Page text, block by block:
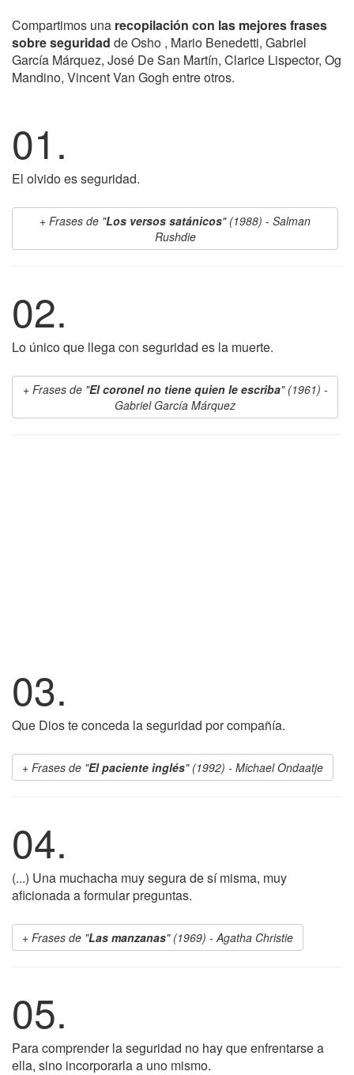
Compartimos una recopilación con las mejores frases
sobre seguridad de Osho , Mario Benedetti, Gabriel
García Márquez, José De San Martín, Clarice Lispector, Og
Mandino, Vincent Van Gogh entre otros.
01.
El olvido es seguridad.
Frases de "Los versos satánicos" (1988) - Salman
Rushdie
02.
Lo único que llega con seguridad es la muerte.
Frases de "El coronel no tiene quien le escriba" (1961) -
Gabriel García Márquez
03.
Que Dios te conceda la seguridad por compañía.
Frases de "El paciente inglés" (1992) - Michael Ondaatje
04.
(...) Una muchacha muy segura de sí misma, muy
aficionada a formular preguntas.
Frases de "Las manzanas" (1969) - Agatha Christie
05.
Para comprender la seguridad no hay que enfrentarse a
ella, sino incorporarla a uno mismo.